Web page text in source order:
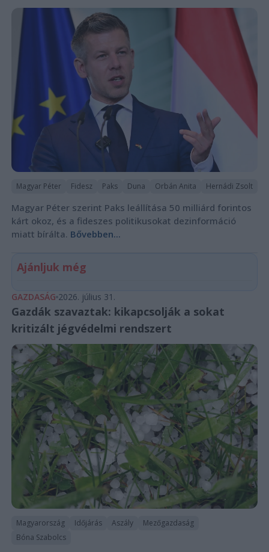
Magyar Péter Fidesz Paks Duna Orbán Anita Hernádi Zsolt
Magyar Péter szerint Paks leállítása 50 milliárd forintos
kárt okoz, és a fideszes politikusokat dezinformáció
miatt bírálta. Bővebben...
Ajánljuk még
GAZDASÁG 2026. július 31.
Gazdák szavaztak: kikapcsolják a sokat
kritizált jégvédelmi rendszert
Magyarország Időjárás Aszály
Mezőgazdaság
Bóna Szabolcs